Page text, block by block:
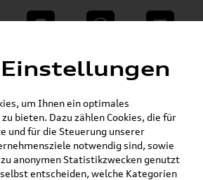
Instagram WhatsApp E-Mail
Originalteile und Zubehör
Teile » Wischerblätter
(4) Aero Wischerblätter
Satz Vorne 5E4998001
um Ihnen ein optimales
bieten. Dazu zählen Cookies, die für
und für die Steuerung unserer
notwendig sind, sowie
anonymen Statistikzwecken genutzt
entscheiden, welche Kategorien